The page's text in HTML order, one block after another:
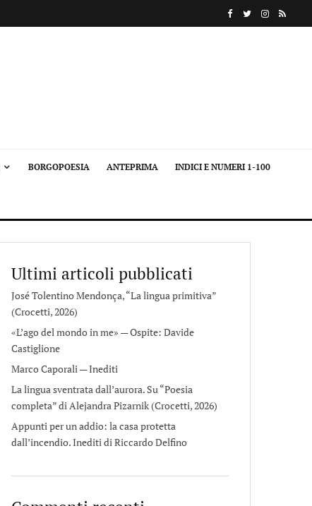
BORGOPOESIA ANTEPRIMA INDICI E NUMERI 1-100
Ultimi articoli pubblicati
José Tolentino Mendonça, “La lingua primitiva”
(Crocetti, 2026)
«L’ago del mondo in me» — Ospite: Davide
Castiglione
Marco Caporali — Inediti
La lingua sventrata dall’aurora. Su “Poesia
completa” di Alejandra Pizarnik (Crocetti, 2026)
Appunti per un addio: la casa protetta
dall’incendio. Inediti di Riccardo Delfino